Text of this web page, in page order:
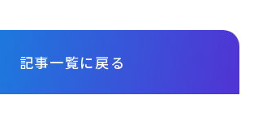
記事一覧に戻る